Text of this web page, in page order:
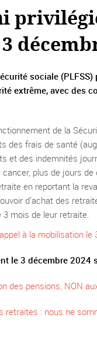
sociale
extrême, avec des
de la
des frais de santé
et des indemnités
plus de jours de
en reportant la
d’achat des
mois de leur retraite.
à la mobilisation le
le 3 décembre 2024
des pensions, NON
retraites : nous ne